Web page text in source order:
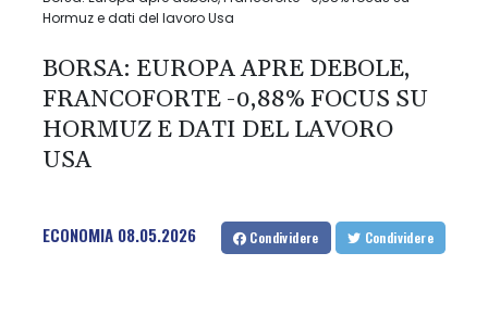
Hormuz e dati del lavoro Usa
BORSA: EUROPA APRE DEBOLE,
FRANCOFORTE -0,88% FOCUS SU
HORMUZ E DATI DEL LAVORO
USA
ECONOMIA 08.05.2026 Condividere Condividere